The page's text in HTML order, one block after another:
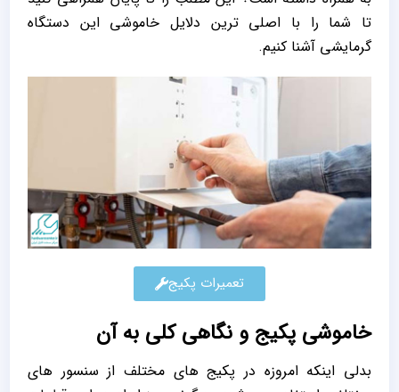
تا شما را با اصلی ترین دلایل خاموشی این دستگاه
گرمایشی آشنا کنیم.
تعمیرات پکیج
خاموشی پکیج و نگاهی کلی به آن
بدلی اینکه امروزه در پکیج های مختلف از سنسور های